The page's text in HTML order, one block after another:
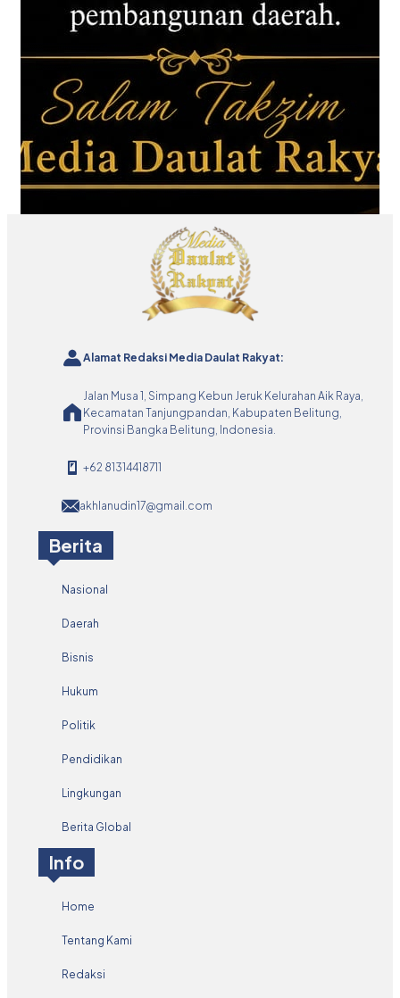
Alamat Redaksi Media Daulat Rakyat:
Jalan Musa 1, Simpang Kebun Jeruk Kelurahan Aik Raya,
Kecamatan Tanjungpandan, Kabupaten Belitung,
Provinsi Bangka Belitung, Indonesia.
+62 81314418711
akhlanudin17@gmail.com
Berita
Nasional
Daerah
Bisnis
Hukum
Politik
Pendidikan
Lingkungan
Berita Global
Info
Home
Tentang Kami
Redaksi